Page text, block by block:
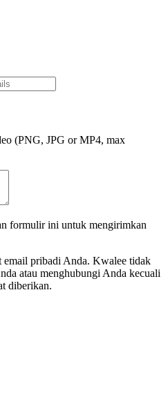
(PNG, JPG or MP4, max
formulir ini untuk mengirimkan
email pribadi Anda. Kwalee tidak
atau menghubungi Anda kecuali
diberikan.